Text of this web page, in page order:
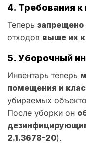
4. Требования
Теперь запрещено
отходов выше их
5. Уборочный
Инвентарь теперь
помещения и
убираемых
После уборки он
2.1.3678-20).